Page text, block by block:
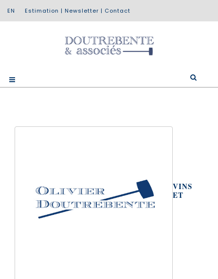
Estimation | Newsletter | Contact
VINS
ET